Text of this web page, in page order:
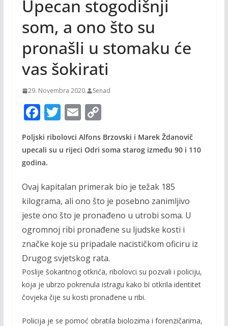
Upecan stogodišnji
som, a ono što su
pronašli u stomaku će
vas šokirati
29. Novembra 2020. Senad
F
ac
e
b
o
k
T
w
itt
er
E
m
ai
C
p
n
k
Poljski ribolovci Alfons Brzovski i Marek Ždanovič
upecali su u rijeci Odri soma starog između 90 i 110
godina.
Ovaj kapitalan primerak bio je težak 185
kilograma, ali ono što je posebno zanimljivo
jeste ono što je pronađeno u utrobi soma. U
ogromnoj ribi pronađene su ljudske kosti i
značke koje su pripadale nacističkom oficiru iz
Drugog svjetskog rata.
Poslije šokantnog otkrića, ribolovci su pozvali i policiju,
koja je ubrzo pokrenula istragu kako bi otkrila identitet
čovjeka čije su kosti pronađene u ribi.
Policija je se pomoć obratila biolozima i forenzičarima,